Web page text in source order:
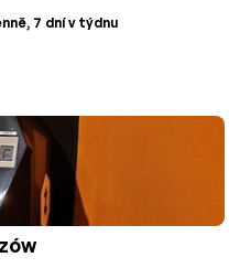
7 dní v týdnu